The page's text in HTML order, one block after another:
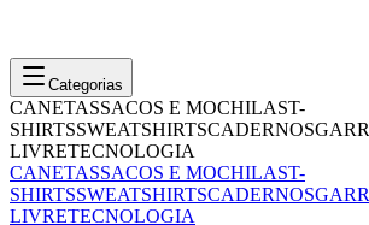
Categorias
CANETASSACOS E MOCHILAST-
SHIRTSSWEATSHIRTSCADERNOS
LIVRETECNOLOGIA
CANETASSACOS E MOCHILAST-
SHIRTSSWEATSHIRTSCADERNOS
LIVRETECNOLOGIA